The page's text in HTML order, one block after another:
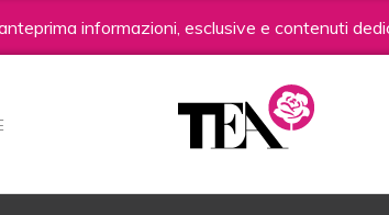
informazioni, esclusive e contenuti